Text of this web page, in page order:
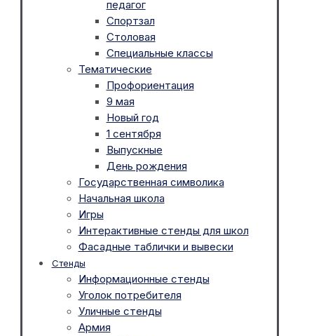
педагог
Спортзал
Столовая
Специальные классы
Тематические
Профориентация
9 мая
Новый год
1 сентября
Выпускные
День рождения
Государственная символика
Начальная школа
Игры
Интерактивные стенды для школ
Фасадные таблички и вывески
Стенды
Информационные стенды
Уголок потребителя
Уличные стенды
Армия